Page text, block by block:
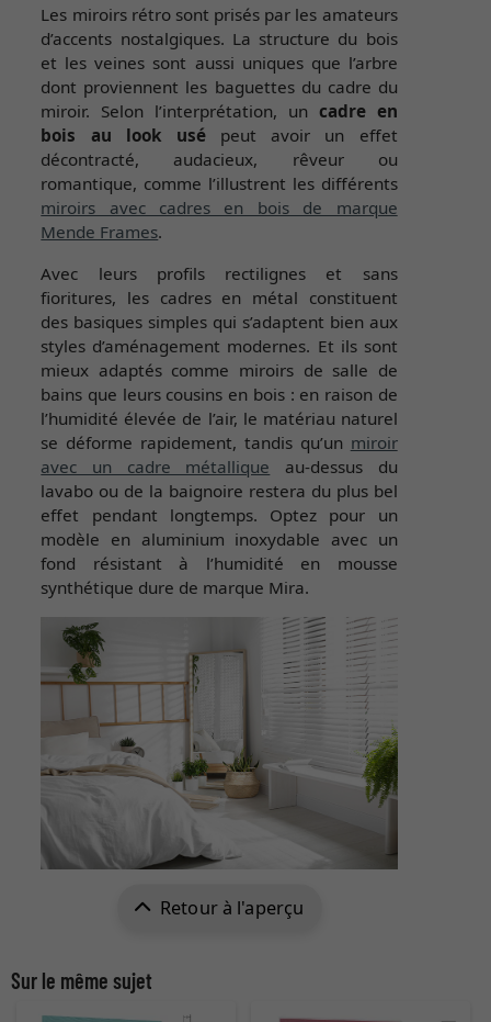
Les miroirs rétro sont prisés par les amateurs
d’accents nostalgiques. La structure du bois
et les veines sont aussi uniques que l’arbre
dont proviennent les baguettes du cadre du
miroir. Selon l’interprétation, un cadre en
bois au look usépeut avoir un effet
décontracté, audacieux, rêveur ou
romantique, comme l’illustrent les différents
miroirs avec cadres en bois de marque
Mende Frames.
Avec leurs profils rectilignes et sans
fioritures, les cadres en métal constituent
des basiques simples qui s’adaptent bien aux
styles d’aménagement modernes. Et ils sont
mieux adaptés comme miroirs de salle de
bains que leurs cousins en bois : en raison de
l’humidité élevée de l’air, le matériau naturel
se déforme rapidement, tandis qu’un miroir
avec un cadre métallique au-dessus du
lavabo ou de la baignoire restera du plus bel
effet pendant longtemps. Optez pour un
modèle en aluminium inoxydable avec un
fond résistant à l’humidité en mousse
synthétique dure de marque Mira.
Retour à l'aperçu
Sur le même sujet